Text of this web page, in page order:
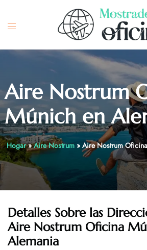
content
Toggle
Aire Nostrum
Múnich en
Hogar»Aire Nostrum» Aire Nostrum
Detalles Sobre las
Aire Nostrum Oficina
Alemania